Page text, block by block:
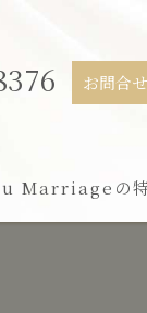
お問合
Marriageの